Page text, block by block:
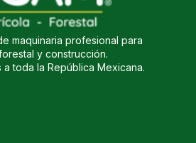
maquinaria profesional para
y construcción.
toda la República Mexicana.